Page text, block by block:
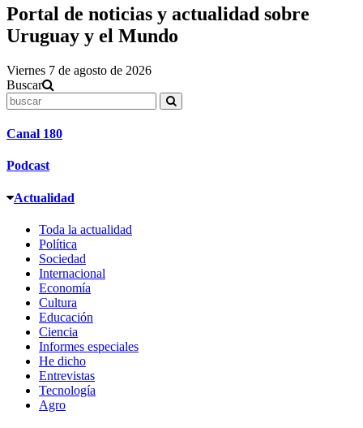
Portal de noticias y actualidad sobre
Uruguay y el Mundo
Viernes 7 de agosto de 2026
Buscar
Canal 180
Podcast
Actualidad
Toda la actualidad
Política
Sociedad
Internacional
Economía
Cultura
Educación
Ciencia
Informes especiales
He dicho
Entrevistas
Tecnología
Agro